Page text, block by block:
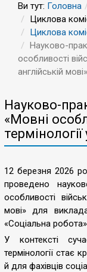
Ви тут: Головна
Циклова
Циклова
Науково-
особливості
англійській мові»
Науково-
«Мовні
12 березня 2026
проведено
особливості
мові» для
«Соціальна
У контексті
термінології стає
й для фахівців